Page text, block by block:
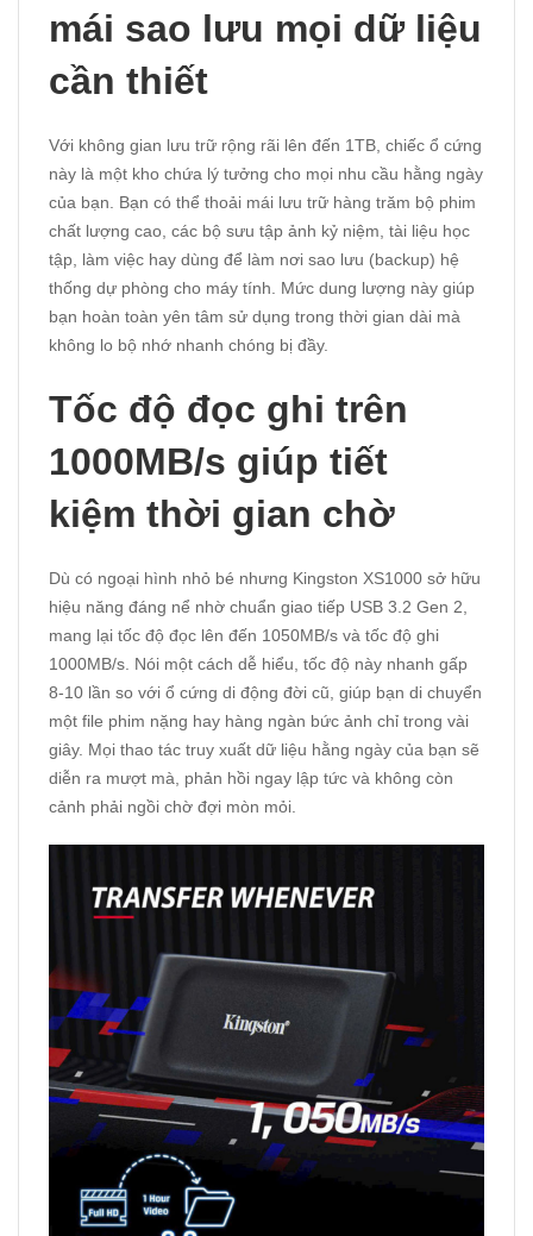
mái sao lưu mọi dữ liệu
cần thiết
Với không gian lưu trữ rộng rãi lên đến 1TB, chiếc ổ cứng
này là một kho chứa lý tưởng cho mọi nhu cầu hằng ngày
của bạn. Bạn có thể thoải mái lưu trữ hàng trăm bộ phim
chất lượng cao, các bộ sưu tập ảnh kỷ niệm, tài liệu học
tập, làm việc hay dùng để làm nơi sao lưu (backup) hệ
thống dự phòng cho máy tính. Mức dung lượng này giúp
bạn hoàn toàn yên tâm sử dụng trong thời gian dài mà
không lo bộ nhớ nhanh chóng bị đầy.
Tốc độ đọc ghi trên
1000MB/s giúp tiết
kiệm thời gian chờ
Dù có ngoại hình nhỏ bé nhưng Kingston XS1000 sở hữu
hiệu năng đáng nể nhờ chuẩn giao tiếp USB 3.2 Gen 2,
mang lại tốc độ đọc lên đến 1050MB/s và tốc độ ghi
1000MB/s. Nói một cách dễ hiểu, tốc độ này nhanh gấp
8-10 lần so với ổ cứng di động đời cũ, giúp bạn di chuyển
một file phim nặng hay hàng ngàn bức ảnh chỉ trong vài
giây. Mọi thao tác truy xuất dữ liệu hằng ngày của bạn sẽ
diễn ra mượt mà, phản hồi ngay lập tức và không còn
cảnh phải ngồi chờ đợi mòn mỏi.